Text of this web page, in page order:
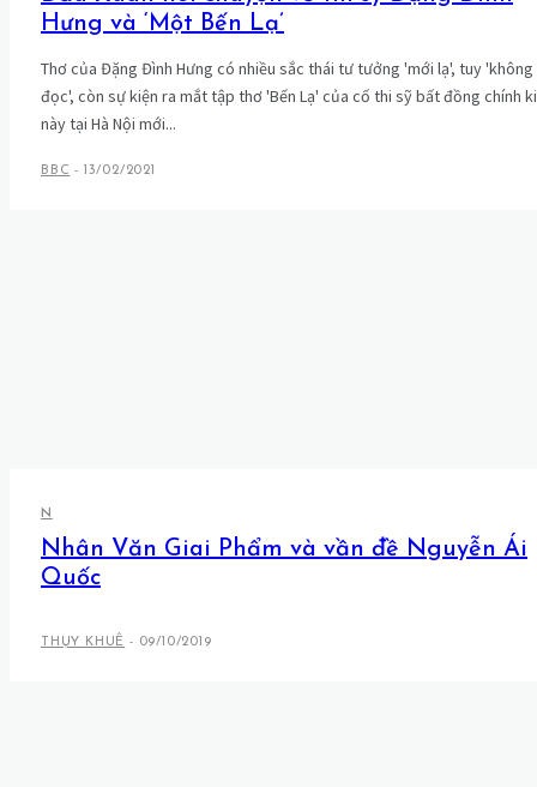
Hưng và ‘Một Bến Lạ’
Thơ của Đặng Đình Hưng có nhiều sắc thái tư tưởng 'mới lạ', tuy 'không
đọc', còn sự kiện ra mắt tập thơ 'Bến Lạ' của cố thi sỹ bất đồng chính
này tại Hà Nội mới...
BBC - 13/02/2021
N
Nhân Văn Giai Phẩm và vần đề Nguyễn Ái
Quốc
THỤY KHUÊ - 09/10/2019